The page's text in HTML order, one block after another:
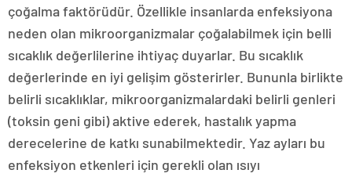
çoğalma faktörüdür. Özellikle insanlarda enfeksiyona
neden olan mikroorganizmalar çoğalabilmek için belli
sıcaklık değerlilerine ihtiyaç duyarlar. Bu sıcaklık
değerlerinde en iyi gelişim gösterirler. Bununla birlikte
belirli sıcaklıklar, mikroorganizmalardaki belirli genleri
(toksin geni gibi) aktive ederek, hastalık yapma
derecelerine de katkı sunabilmektedir. Yaz ayları bu
enfeksiyon etkenleri için gerekli olan ısıyı